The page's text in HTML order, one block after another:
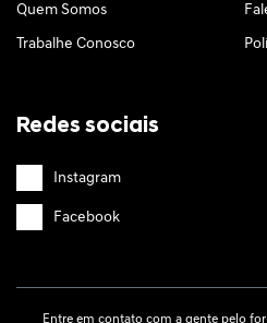
Quem Somos
Trabalhe Conosco
Redes sociais
Instagram
Facebook
Entre em contato com a gente pelo